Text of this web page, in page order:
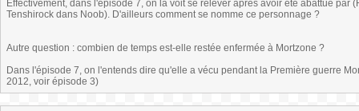
Effectivement, dans l'épisode 7, on la voit se relever après avoir été abattue
Tenshirock dans Noob). D'ailleurs comment se nomme ce personnage ?
Autre question : combien de temps est-elle restée enfermée à Mortzone ?
Dans l'épisode 7, on l'entends dire qu'elle a vécu pendant la Première guerre
2012, voir épisode 3)